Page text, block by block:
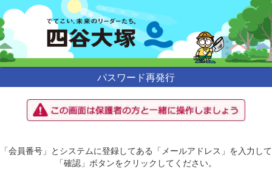
パスワード再発行
「会員番号」とシステムに登録してある「メールアドレス」を入力して
「確認」ボタンをクリックしてください。